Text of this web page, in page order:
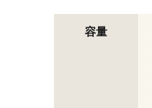
容量